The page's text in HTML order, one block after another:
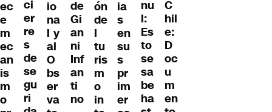
ec
e
m
ec
an
is
m
o
ci
er
re
s
de
se
gu
ri
io
na
l y
al
O
bs
er
va
de
Gi
an
ni
Inf
an
ti
no
ón
de
l
tu
ris
m
o
in
ia
s
en
su
s
pr
im
er
nu
l:
Es
to
se
sa
be
ha
C
hil
e:
D
oc
u
m
en